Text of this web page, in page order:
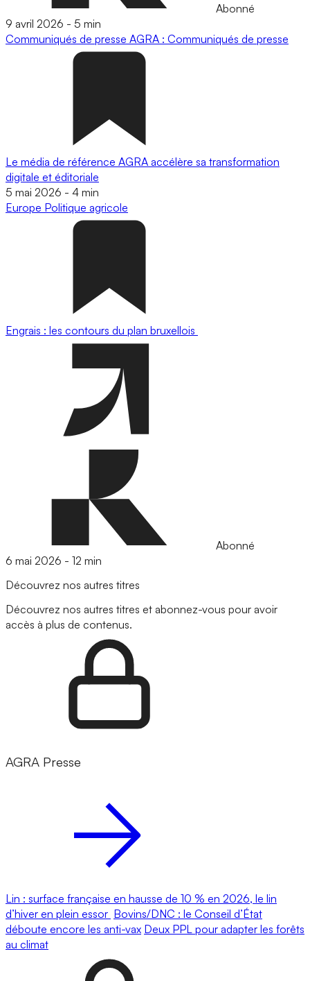
Abonné
9 avril 2026 - 5 min
Communiqués de presse AGRA : Communiqués de presse
Le média de référence AGRA accélère sa transformation
digitale et éditoriale
5 mai 2026 - 4 min
Europe Politique agricole
Engrais : les contours du plan bruxellois
Abonné
6 mai 2026 - 12 min
Découvrez nos autres titres
Découvrez nos autres titres et abonnez-vous pour avoir
accès à plus de contenus.
AGRA Presse
Lin : surface française en hausse de 10 % en 2026, le lin
d’hiver en plein essor Bovins/DNC : le Conseil d’État
déboute encore les anti-vax Deux PPL pour adapter les forêts
au climat